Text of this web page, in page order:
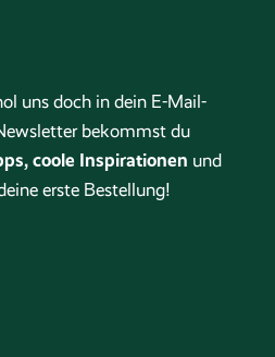
uns doch in dein E-Mail-
bekommst du
coole Inspirationen und
erste Bestellung!